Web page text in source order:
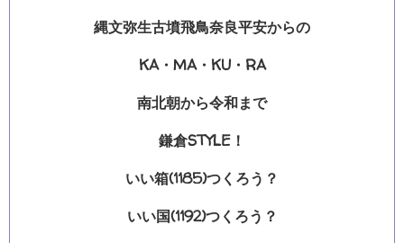
縄文弥生古墳飛鳥奈良平安からの
KA・MA・KU・RA
南北朝から令和まで
鎌倉STYLE！
いい箱(1185)つくろう？
いい国(1192)つくろう？